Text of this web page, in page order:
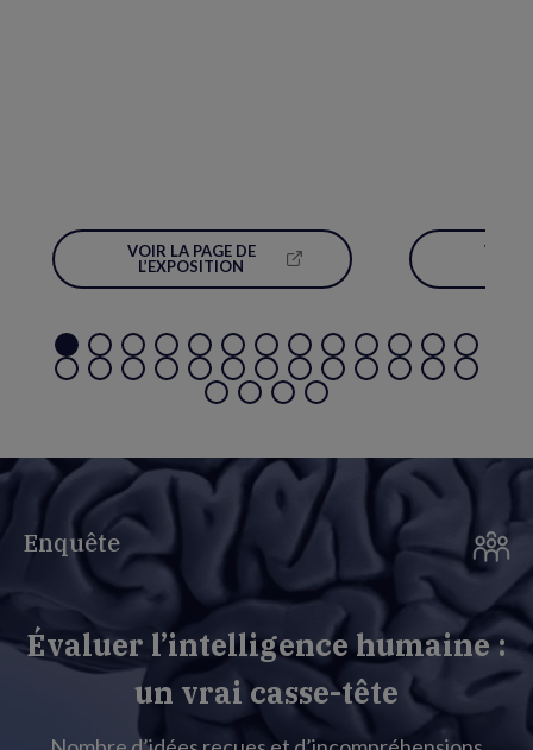
VOIR LA PAGE DE
L’EXPOSITION(NOUVELLE
VOIR
Enquête
Évaluer l’intelligence humaine :
un vrai casse-tête